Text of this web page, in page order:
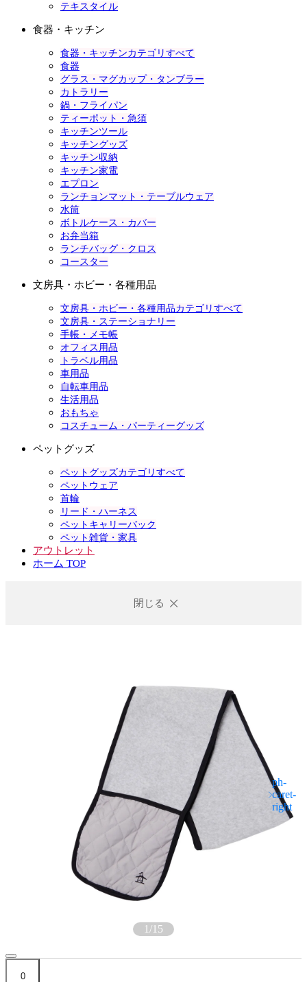
テキスタイル
食器・キッチン
食器・キッチンカテゴリすべて
食器
グラス・マグカップ・タンブラー
カトラリー
鍋・フライパン
ティーポット・急須
キッチンツール
キッチングッズ
キッチン収納
キッチン家電
エプロン
ランチョンマット・テーブルウェア
水筒
ボトルケース・カバー
お弁当箱
ランチバッグ・クロス
コースター
文房具・ホビー・各種用品
文房具・ホビー・各種用品カテゴリすべて
文房具・ステーショナリー
手帳・メモ帳
オフィス用品
トラベル用品
車用品
自転車用品
生活用品
おもちゃ
コスチューム・パーティーグッズ
ペットグッズ
ペットグッズカテゴリすべて
ペットウェア
首輪
リード・ハーネス
ペットキャリーバック
ペット雑貨・家具
アウトレット
ホーム TOP
閉じる
1/15
0